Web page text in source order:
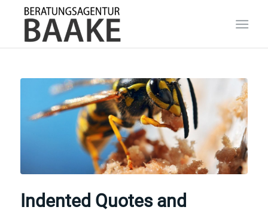
Indented Quotes and